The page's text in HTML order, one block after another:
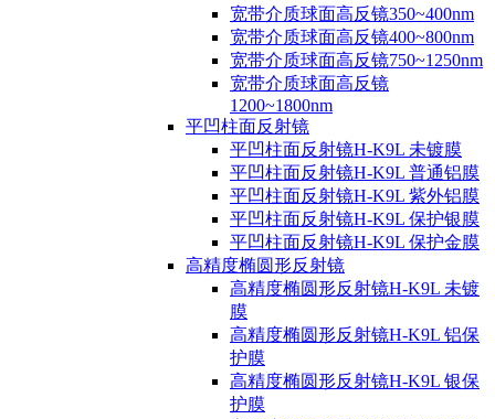
宽带介质球面高反镜350~400nm
宽带介质球面高反镜400~800nm
宽带介质球面高反镜750~1250nm
宽带介质球面高反镜
1200~1800nm
平凹柱面反射镜
平凹柱面反射镜H-K9L 未镀膜
平凹柱面反射镜H-K9L 普通铝膜
平凹柱面反射镜H-K9L 紫外铝膜
平凹柱面反射镜H-K9L 保护银膜
平凹柱面反射镜H-K9L 保护金膜
高精度椭圆形反射镜
高精度椭圆形反射镜H-K9L 未镀
膜
高精度椭圆形反射镜H-K9L 铝保
护膜
高精度椭圆形反射镜H-K9L 银保
护膜